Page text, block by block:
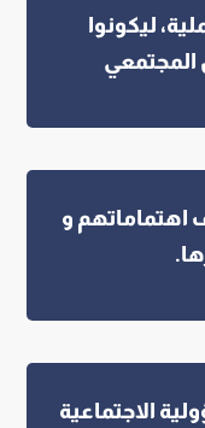
ليكونوا
المجتمعي
و
الاجتماعية